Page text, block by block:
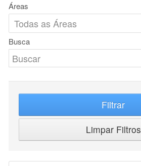
Áreas
Busca
Filtrar
Limpar Filtros